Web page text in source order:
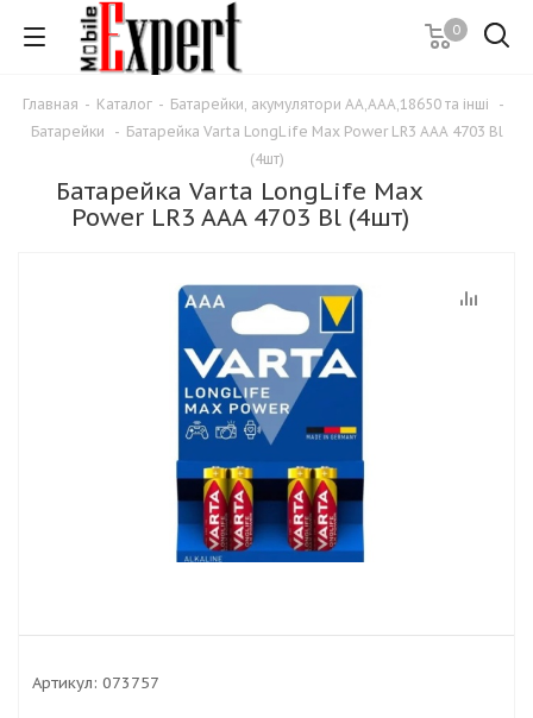
0
Главная - Каталог - Батарейки, акумулятори АА,ААА,18650 та інші
-
Батарейки
- Батарейка Varta LongLife Max Power LR3 AAA 4703 Bl
(4шт)
Батарейка Varta LongLife Max
Power LR3 AAA 4703 Bl (4шт)
Артикул: 073757